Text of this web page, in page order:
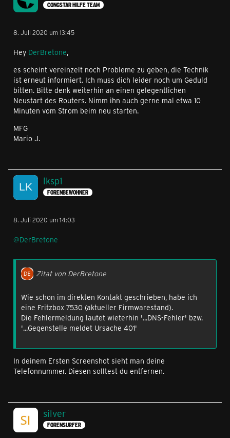
CONGSTAR HILFE TEAM
8. Juli 2020 um 13:45
Hey DerBretone,
es scheint vereinzelt noch Probleme zu geben, die Technik
ist erneut informiert. Ich muss dich leider noch um Geduld
bitten. Bitte denk weiterhin an einen gelegentlichen
Neustart des Routers. Nimm ihn auch gerne mal etwa 10
Minuten vom Strom beim neu starten.
MFG
Mario J.
lksp1
FORENBEWOHNER
8. Juli 2020 um 14:03
@DerBretone
Zitat von DerBretone
Wie schon im direkten Kontakt geschrieben, habe ich
eine Fritzbox 7530 (aktueller Firmwarestand).
Die Fehlermeldung lautet wieterhin '...DNS-Fehler' bzw.
'...Gegenstelle meldet Ursache 401'
In deinem Ersten Screenshot sieht man deine
Telefonnummer. Diesen solltest du entfernen.
silver
FORENSURFER